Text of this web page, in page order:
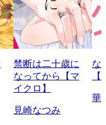
禁断は二十歳に
なってから【マ
イクロ】
見崎なつみ
な
華